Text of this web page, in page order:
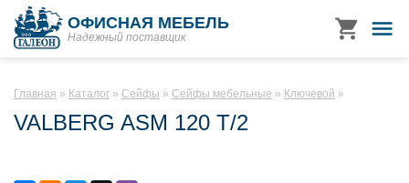
ОФИСНАЯ МЕБЕЛЬ
Надежный поставщик
Главная Каталог Сейфы Сейфы мебельные Ключевой
VALBERG ASM 120 T/2